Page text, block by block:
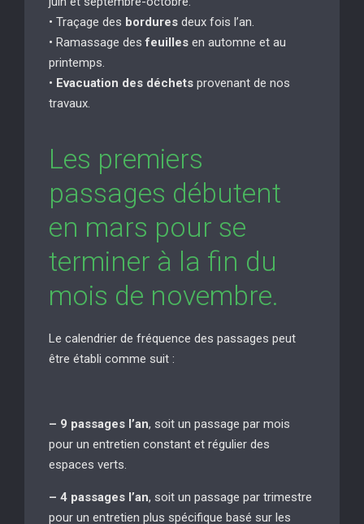
• Traçage des bordures deux fois l’an.
• Ramassage desfeuilles en automne et au
printemps.
• Evacuation des déchets provenant de nos
travaux.
Les premiers
passages débutent
en mars pour se
terminer à la fin du
mois de novembre.
Le calendrier de fréquence des passages peut
être établi comme suit :
– 9 passages l’an, soit un passage par mois
pour un entretien constant et régulier des
espaces verts.
– 4 passages l’an, soit un passage par trimestre
pour un entretien plus spécifique basé sur les